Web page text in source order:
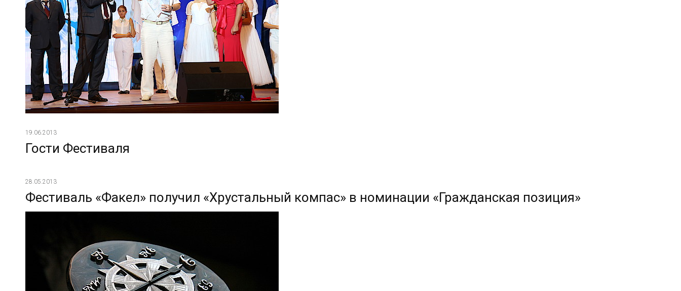
19.06.2013
Гости Фестиваля
28.05.2013
Фестиваль «Факел» получил «Хрустальный компас» в номинации «Гражданская позиция»